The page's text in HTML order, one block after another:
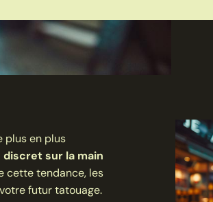
plus en plus
sur la main
cette tendance, les
futur tatouage.